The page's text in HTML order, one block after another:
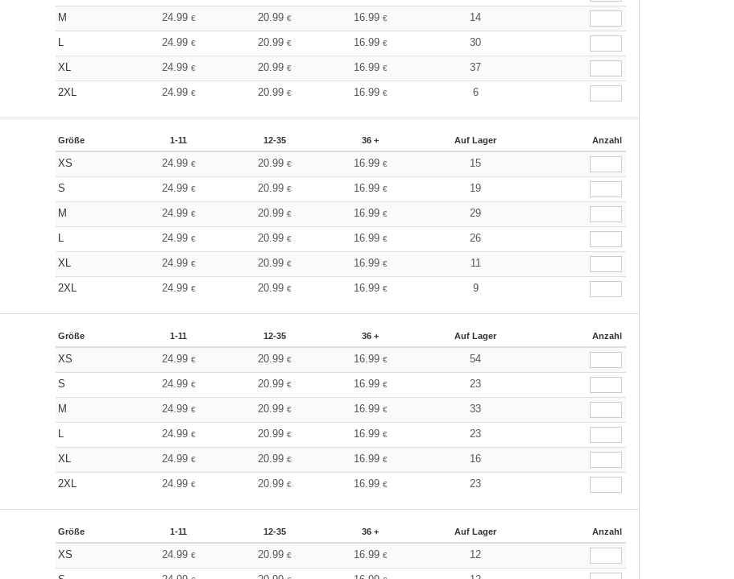
M 24.99 € 20.99 € 16.99 € 14
L 24.99 € 20.99 € 16.99 € 30
XL 24.99 € 20.99 € 16.99 € 37
2XL 24.99 € 20.99 € 16.99 € 6
Größe 1-11 12-35 36 + Auf Lager Anzahl
XS 24.99 € 20.99 € 16.99 € 15
S 24.99 € 20.99 € 16.99 € 19
M 24.99 € 20.99 € 16.99 € 29
L 24.99 € 20.99 € 16.99 € 26
XL 24.99 € 20.99 € 16.99 € 11
2XL 24.99 € 20.99 € 16.99 € 9
Größe 1-11 12-35 36 + Auf Lager Anzahl
XS 24.99 € 20.99 € 16.99 € 54
S 24.99 € 20.99 € 16.99 € 23
M 24.99 € 20.99 € 16.99 € 33
L 24.99 € 20.99 € 16.99 € 23
XL 24.99 € 20.99 € 16.99 € 16
2XL 24.99 € 20.99 € 16.99 € 23
Größe 1-11 12-35 36 + Auf Lager Anzahl
XS 24.99 € 20.99 € 16.99 € 12